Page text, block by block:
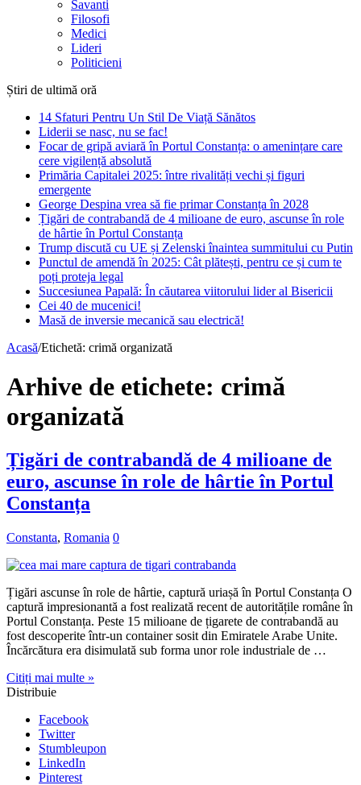
Savanti
Filosofi
Medici
Lideri
Politicieni
Știri de ultimă oră
14 Sfaturi Pentru Un Stil De Viață Sănătos
Liderii se nasc, nu se fac!
Focar de gripă aviară în Portul Constanța: o amenințare care
cere vigilență absolută
Primăria Capitalei 2025: între rivalități vechi și figuri
emergente
George Despina vrea să fie primar Constanța în 2028
Țigări de contrabandă de 4 milioane de euro, ascunse în role
de hârtie în Portul Constanța
Trump discută cu UE și Zelenski înaintea summitului cu Putin
Punctul de amendă în 2025: Cât plătești, pentru ce și cum te
poți proteja legal
Succesiunea Papală: În căutarea viitorului lider al Bisericii
Cei 40 de mucenici!
Masă de inversie mecanică sau electrică!
Acasă/Etichetă: crimă organizată
Arhive de etichete: crimă
organizată
Țigări de contrabandă de 4 milioane de
euro, ascunse în role de hârtie în Portul
Constanța
Constanta, Romania 0
Țigări ascunse în role de hârtie, captură uriașă în Portul Constanța O
captură impresionantă a fost realizată recent de autoritățile române în
Portul Constanța. Peste 15 milioane de țigarete de contrabandă au
fost descoperite într-un container sosit din Emiratele Arabe Unite.
Încărcătura era disimulată sub forma unor role industriale de …
Citiți mai multe »
Distribuie
Facebook
Twitter
Stumbleupon
LinkedIn
Pinterest